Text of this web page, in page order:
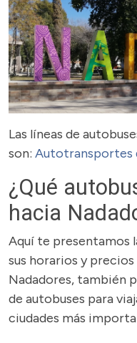
Las líneas de
son: Autotransportes
¿Qué
hacia
Aquí te presentamos
sus horarios y
Nadadores, también
de autobuses para
ciudades más